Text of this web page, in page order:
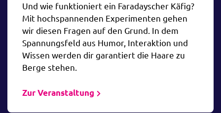
Und wie funktioniert ein Faradayscher Käfig?
Mit hochspannenden Experimenten gehen
wir diesen Fragen auf den Grund. In dem
Spannungsfeld aus Humor, Interaktion und
Wissen werden dir garantiert die Haare zu
Berge stehen.
Zur Veranstaltung